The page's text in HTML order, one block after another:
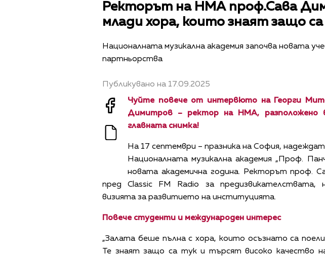
Ректорът на НМА проф.Сава
млади хора, които знаят защо са
Националната музикална академия започва новата
партньорства
Публикувано на 17.09.2025
Чуйте повече от интервюто на Георги
Димитров – ректор на НМА, разположено
главната снимка!
На 17 септември – празника на София,
Националната музикална академия „Проф.
новата академична година. Ректорът проф.
пред Classic FM Radio за предизвикателствата,
визията за развитието на институцията.
Повече студенти и международен интерес
„Залата беше пълна с хора, които осъзнато са
Те знаят защо са тук и търсят високо качество